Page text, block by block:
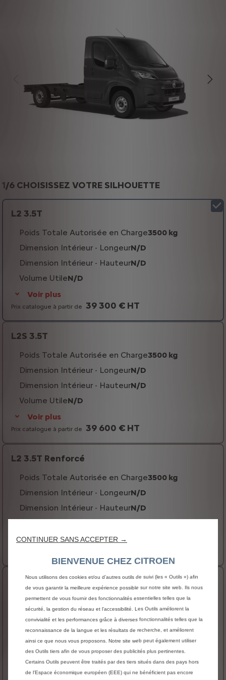
1/6 CHOISISSEZ VOTRE SILHOUETTE
L2 3.5T
Poids Totale Autorisée en Charge3500 kg
Dimension Intérieur - LongeurN/D
Dimension Intérieur - HauteurN/D
Volume UtileN/D
Voir plus
Prix catalogue à partir de 39 300 € HT
L2S 3.5T
Poids Totale Autorisée en Charge3500 kg
Dimension Intérieur - LongeurN/D
Dimension Intérieur - HauteurN/D
Volume UtileN/D
Voir plus
Prix catalogue à partir de 39 600 € HT
L2 3.5T Renforcé
Poids Totale Autorisée en Charge3500 kg
Dimension Intérieur - LongeurN/D
Dimension Intérieur - HauteurN/D
Voir plus
L3 3.5T
Poids Totale Autorisée en Charge3500 kg
Dimension Intérieur - Longeur
N/D
Dimension Intérieur - HauteurN/D
Volume Utile N/D
Voir plus
Prix catalogue à partir de 39 900 € HT
CONTINUER SANS ACCEPTER →
BIENVENUE CHEZ CITROEN
Nous utilisons des cookies et/ou d’autres outils de suivi (les « Outils ») afin
de vous garantir la meilleure expérience possible sur notre site web. Ils nous
permettent de vous fournir des fonctionnalités essentielles telles que la
sécurité, la gestion du réseau et l’accessibilité. Les Outils améliorent la
convivialité et les performances grâce à diverses fonctionnalités telles que la
reconnaissance de la langue et les résultats de recherche, et améliorent
ainsi ce que nous vous proposons. Notre site web peut également utiliser
des Outils tiers afin de vous proposer des publicités plus pertinentes.
Certains Outils peuvent être traités par des tiers situés dans des pays hors
de l'Espace économique européen (EEE) qui ne bénéficient pas encore